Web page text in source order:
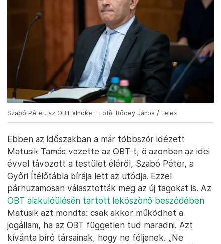
Szabó Péter, az OBT elnöke – Fotó: Bődey János / Telex
Ebben az időszakban a már többször idézett
Matusik Tamás vezette az OBT-t, ő azonban az idei
évvel távozott a testület éléről, Szabó Péter, a
Győri Ítélőtábla bírája lett az utódja. Ezzel
párhuzamosan választották meg az új tagokat is. Az
OBT alakulóülésén tartott leköszönő beszédében
Matusik azt mondta: csak akkor működhet a
jogállam, ha az OBT független tud maradni. Azt
kívánta bíró társainak, hogy ne féljenek. „Ne